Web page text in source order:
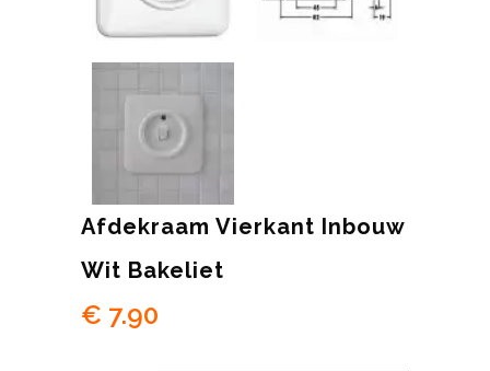
Afdekraam Vierkant Inbouw
Wit Bakeliet
€ 7.90